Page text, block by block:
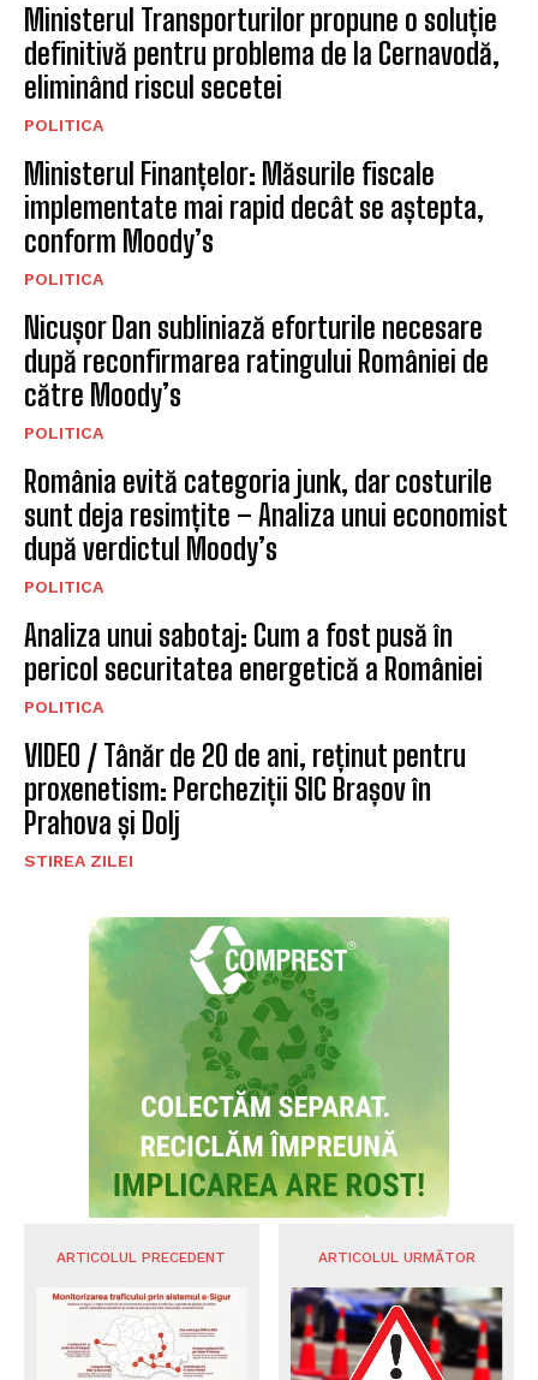
Ministerul Transporturilor propune o soluție
definitivă pentru problema de la Cernavodă,
eliminând riscul secetei
POLITICA
Ministerul Finanțelor: Măsurile fiscale
implementate mai rapid decât se aștepta,
conform Moody’s
POLITICA
Nicușor Dan subliniază eforturile necesare
după reconfirmarea ratingului României de
către Moody’s
POLITICA
România evită categoria junk, dar costurile
sunt deja resimțite – Analiza unui economist
după verdictul Moody’s
POLITICA
Analiza unui sabotaj: Cum a fost pusă în
pericol securitatea energetică a României
POLITICA
VIDEO / Tânăr de 20 de ani, reținut pentru
proxenetism: Percheziții SIC Brașov în
Prahova și Dolj
STIREA ZILEI
ARTICOLUL PRECEDENT ARTICOLUL URMĂTOR